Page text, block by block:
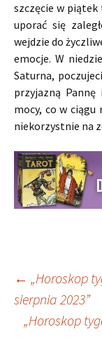
szczęcie w
uporać się
wejdzie do
emocje. W
Saturna,
przyjazną
mocy, co w ciągu
niekorzystnie na
wpisu
← „Horoskop
sierpnia 2023”
„Horoskop